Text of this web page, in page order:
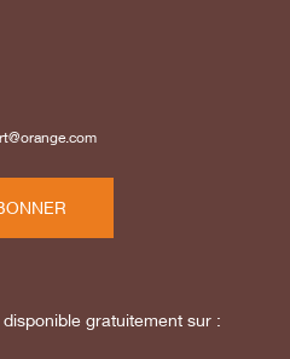
gratuitement sur :